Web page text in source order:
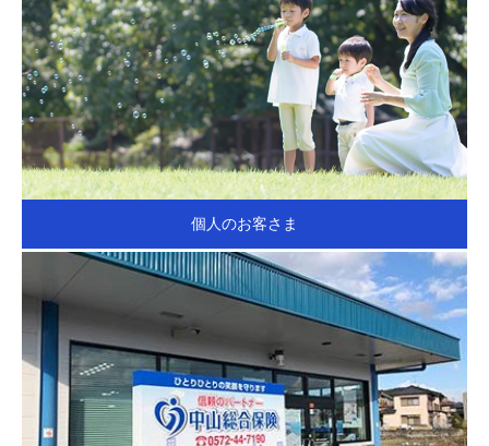
個人のお客さま